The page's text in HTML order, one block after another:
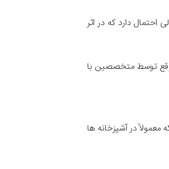
دارد که در اثر
توسط متخصصین با
در آشپزخانه ها